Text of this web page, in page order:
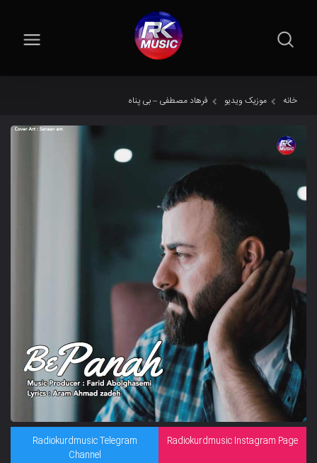
خانه موزیک ویدیو فرهاد مصطفی – بی پناه
Radiokurdmusic Instagram Page
Radiokurdmusic Telegram
Channel